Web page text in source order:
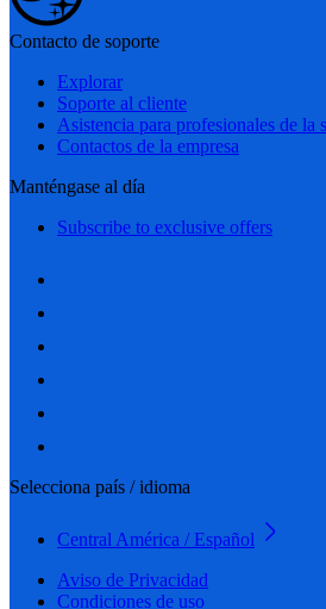
Contacto de soporte
Explorar
Soporte al cliente
Asistencia para profesionales de la
Contactos de la empresa
Manténgase al día
Subscribe to exclusive offers
Selecciona país / idioma
Central América / Español
Aviso de Privacidad
Condiciones de uso